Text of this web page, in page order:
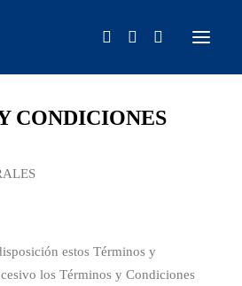
CONDICIONES
estos Términos y
los Términos y Condiciones